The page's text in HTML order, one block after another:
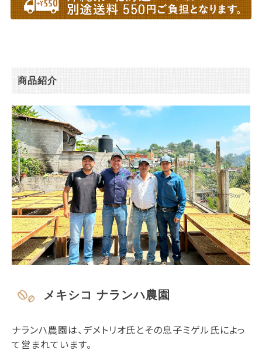
商品紹介
メキシコ ナランハ農園
ナランハ農園は、デメトリオ氏とその息子ミゲル氏によっ
て営まれています。